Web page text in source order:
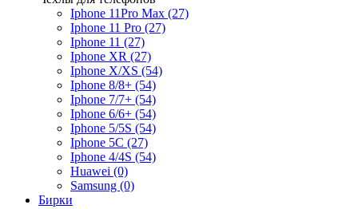
Iphone 11Pro Max (27)
Iphone 11 Pro (27)
Iphone 11 (27)
Iphone XR (27)
Iphone X/XS (54)
Iphone 8/8+ (54)
Iphone 7/7+ (54)
Iphone 6/6+ (54)
Iphone 5/5S (54)
Iphone 5C (27)
Iphone 4/4S (54)
Huawei (0)
Samsung (0)
Бирки